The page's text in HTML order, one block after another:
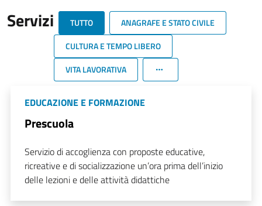
Servizi TUTTO
ANAGRAFE E STATO CIVILE
CULTURA E TEMPO LIBERO
VITA LAVORATIVA
EDUCAZIONE E FORMAZIONE
Prescuola
Servizio di accoglienza con proposte educative,
ricreative e di socializzazione un’ora prima dell’inizio
delle lezioni e delle attività didattiche